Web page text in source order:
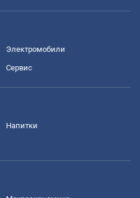
Электромобили
Сервис
Напитки